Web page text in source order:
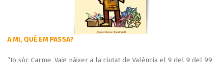
A MI, QUÈ EM PASSA?
“Jo sóc Carme. Vaig nàixer a la ciutat de València el 9 del 9 del 99